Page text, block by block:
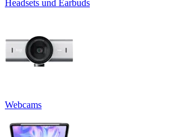
Headsets und Earbuds
Webcams